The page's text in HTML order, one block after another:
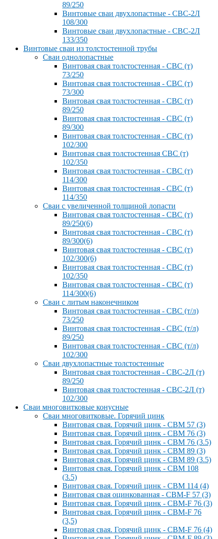
89/250
Винтовые сваи двухлопастные - СВС-2Л
108/300
Винтовые сваи двухлопастные - СВС-2Л
133/350
Винтовые сваи из толстостенной трубы
Сваи однолопастные
Винтовая свая толстостенная - СВС (т)
73/250
Винтовая свая толстостенная - СВС (т)
73/300
Винтовая свая толстостенная - СВС (т)
89/250
Винтовая свая толстостенная - СВС (т)
89/300
Винтовая свая толстостенная - СВС (т)
102/300
Винтовая свая толстостенная СВС (т)
102/350
Винтовая свая толстостенная - СВС (т)
114/300
Винтовая свая толстостенная - СВС (т)
114/350
Сваи с увеличенной толщиной лопасти
Винтовая свая толстостенная - СВС (т)
89/250(6)
Винтовая свая толстостенная - СВС (т)
89/300(6)
Винтовая свая толстостенная - СВС (т)
102/300(6)
Винтовая свая толстостенная - СВС (т)
102/350
Винтовая свая толстостенная - СВС (т)
114/300(6)
Сваи с литым наконечником
Винтовая свая толстостенная - СВС (т/л)
73/250
Винтовая свая толстостенная - СВС (т/л)
89/250
Винтовая свая толстостенная - СВС (т/л)
102/300
Сваи двухлопастные толстостенные
Винтовая свая толстостенная - СВС-2Л (т)
89/250
Винтовая свая толстостенная - СВС-2Л (т)
102/300
Сваи многовитковые конусные
Сваи многовитковые. Горячий цинк
Винтовая свая. Горячий цинк - СВМ 57 (3)
Винтовая свая. Горячий цинк - СВМ 76 (3)
Винтовая свая. Горячий цинк - СВМ 76 (3.5)
Винтовая свая. Горячий цинк - СВМ 89 (3)
Винтовая свая. Горячий цинк - СВМ 89 (3.5)
Винтовая свая. Горячий цинк - СВМ 108
(3.5)
Винтовая свая. Горячий цинк - СВМ 114 (4)
Винтовая свая оцинкованная - СВМ-F 57 (3)
Винтовая свая. Горячий цинк - СВМ-F 76 (3)
Винтовая свая. Горячий цинк - СВМ-F 76
(3,5)
Винтовая свая. Горячий цинк - СВМ-F 76 (4)